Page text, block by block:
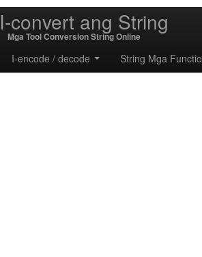
I-convert ang String
Mga Tool Conversion String Online
I-encode / decode String Mga